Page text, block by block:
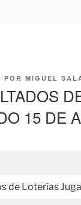
POR MIGUEL
15 DE
de Loterías